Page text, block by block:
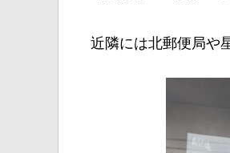
近隣には北郵便局や